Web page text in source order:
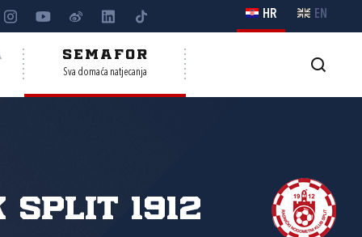
HR EN
SEMAFOR
Sva domaća natjecanja
Split 1912